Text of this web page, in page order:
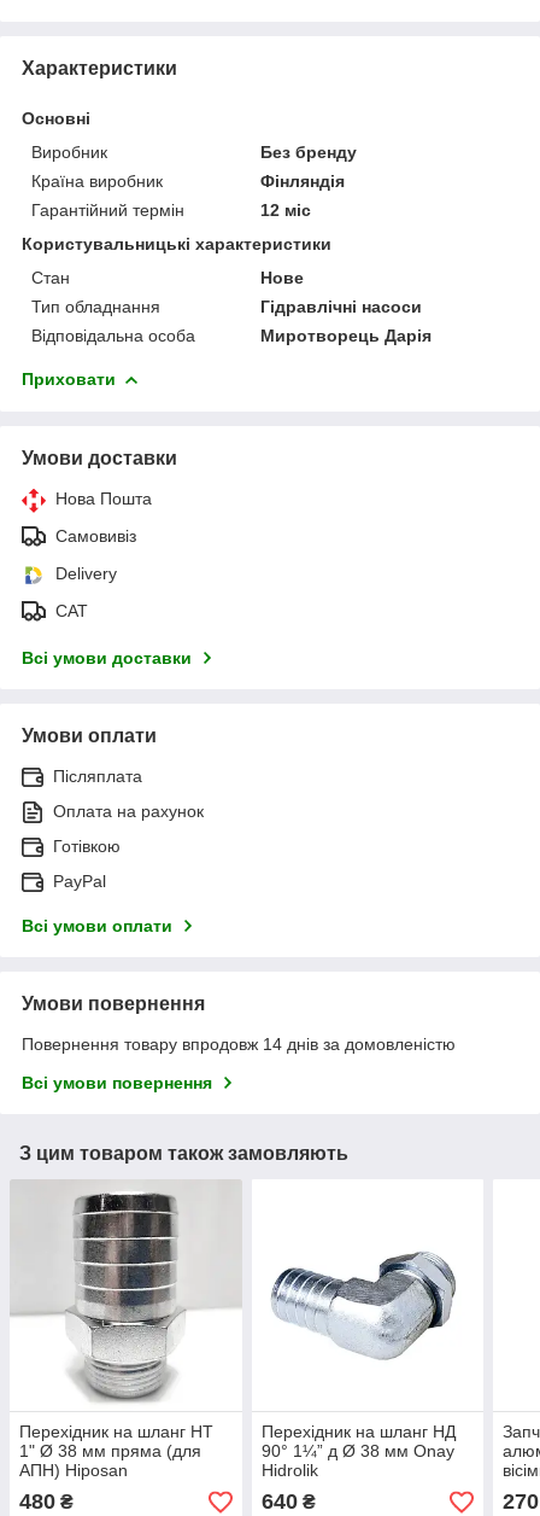
Характеристики
Основні
Виробник
Без бренду
Країна виробник
Фінляндія
Гарантійний термін
12 міс
Користувальницькі характеристики
Стан
Нове
Тип обладнання
Гідравлічні насоси
Відповідальна особа
Миротворець Дарія
Приховати
Умови доставки
Нова Пошта
Самовивіз
Delivery
САТ
Всі умови доставки
Умови оплати
Післяплата
Оплата на рахунок
Готівкою
PayPal
Всі умови оплати
Умови повернення
Повернення товару впродовж 14 днів за домовленістю
Всі умови повернення
З цим товаром також замовляють
Перехідник на шланг НТ
1" Ø 38 мм пряма (для
АПН) Hiposan
480 ₴
Перехідник на шланг НД
90° 1¼” д Ø 38 мм Onay
Hidrolik
640₴ 270